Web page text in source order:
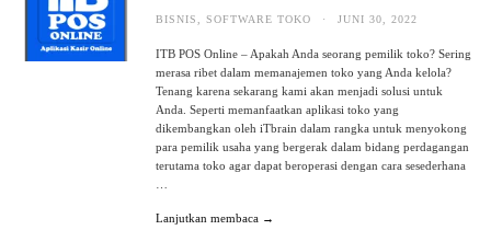
BISNIS ,SOFTWARE TOKO · JUNI 30, 2022
ITB POS Online – Apakah Anda seorang pemilik toko? Sering
merasa ribet dalam memanajemen toko yang Anda kelola?
Tenang karena sekarang kami akan menjadi solusi untuk
Anda. Seperti memanfaatkan aplikasi toko yang
dikembangkan oleh iTbrain dalam rangka untuk menyokong
para pemilik usaha yang bergerak dalam bidang perdagangan
terutama toko agar dapat beroperasi dengan cara sesederhana
Lanjutkan membaca →